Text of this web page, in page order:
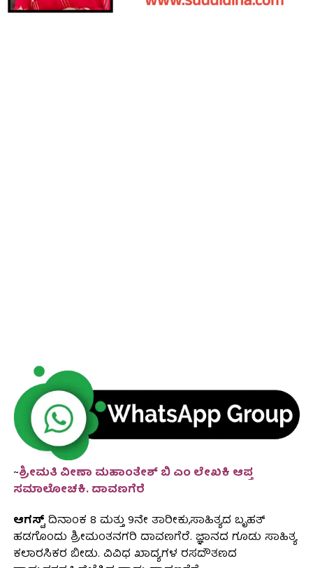
~ಶ್ರೀಮತಿ ವೀಣಾ ಮಹಾಂತೇಶ್ ಬಿ ಎಂ ಲೇಖಕಿ ಆಪ್ತ
ಸಮಾಲೋಚಕಿ. ದಾವಣಗೆರೆ
ಆಗಸ್ಟ್ದಿನಾಂಕ 8 ಮತ್ತು 9ನೇ ತಾರೀಕು,ಸಾಹಿತ್ಯದ ಬೃಹತ್
ಹಡಗೊಂದು ಶ್ರೀಮಂತನಗರಿ ದಾವಣಗೆರೆ. ಜ್ಞಾನದ ಗೂಡು ಸಾಹಿತ್ಯ
ಕಲಾರಸಿಕರ ಬೀಡು. ವಿವಿಧ ಖಾದ್ಯಗಳ ರಸದೌತಣದ